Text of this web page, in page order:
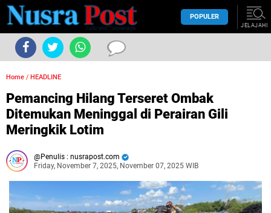
POPULER
JELAJAHI
Home / HEADLINE
Pemancing Hilang Terseret Ombak
Ditemukan Meninggal di Perairan Gili
Meringkik Lotim
Penulis : nusrapost.com
Friday, November 7, 2025, November 07, 2025 WIB